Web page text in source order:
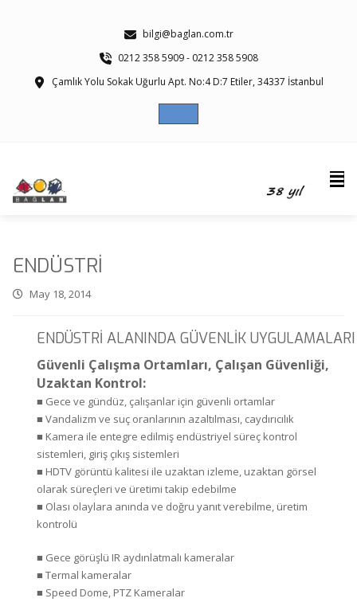
bilgi@baglan.com.tr
0212 358 5909 - 0212 358 5908
Çamlık Yolu Sokak Uğurlu Apt. No:4 D:7 Etiler, 34337 İstanbul
ENDÜSTRİ
May 18, 2014
ENDÜSTRİ ALANINDA GÜVENLİK UYGULAMALARI
Güvenli Çalışma Ortamları, Çalışan Güvenliği,
Uzaktan Kontrol:
■ Gece ve gündüz, çalışanlar için güvenli ortamlar
■ Vandalizm ve suç oranlarının azaltılması, caydırıcılık
■ Kamera ile entegre edilmiş endüstriyel süreç kontrol
sistemleri, giriş çıkış sistemleri
■ HDTV görüntü kalitesi ile uzaktan izleme, uzaktan görsel
olarak süreçleri ve üretimi takip edebilme
■ Olası olaylara anında ve doğru yanıt verebilme, üretim
kontrolü
■ Gece görüşlü IR aydınlatmalı kameralar
■ Termal kameralar
■ Speed Dome, PTZ Kameralar